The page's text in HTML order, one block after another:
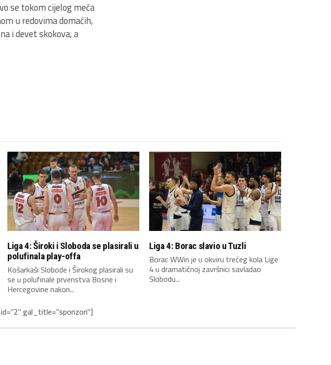
se tokom cijelog meča
u redovima domaćih,
i devet skokova, a
Liga 4: Široki i Sloboda se plasirali u
polufinala play-offa
Košarkaši Slobode i Širokog plasirali su
se u polufinale prvenstva Bosne i
Hercegovine nakon...
Liga 4: Borac slavio u Tuzli
Borac WWin je u okviru trećeg kola Lige
4 u dramatičnoj završnici savladao
Slobodu...
gal_title="sponzori"]